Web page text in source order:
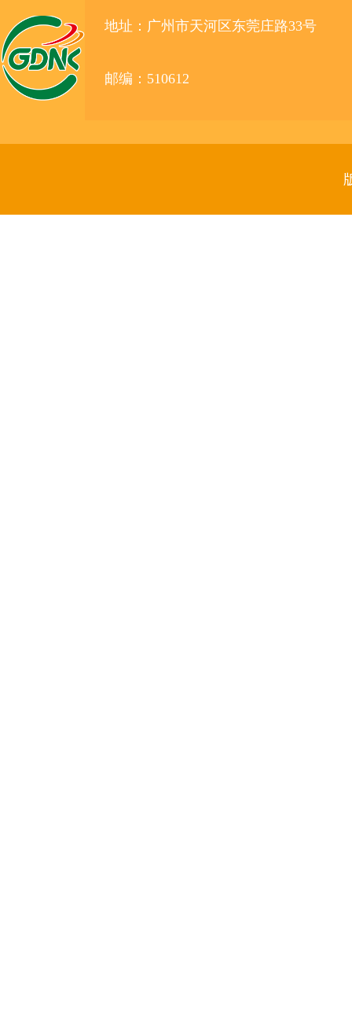
地址：广州市天河区东莞庄路33号
邮编：510612